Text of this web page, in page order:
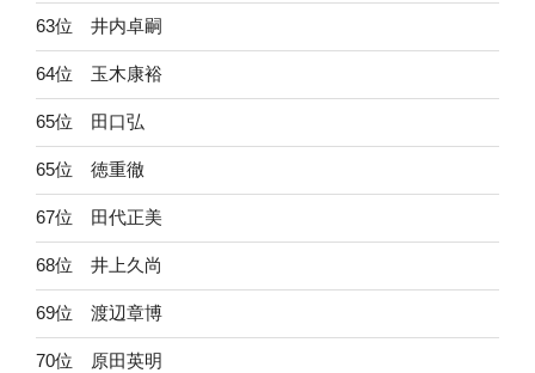
63位 井内卓嗣
64位 玉木康裕
65位 田口弘
65位 徳重徹
67位 田代正美
68位 井上久尚
69位 渡辺章博
70位 原田英明